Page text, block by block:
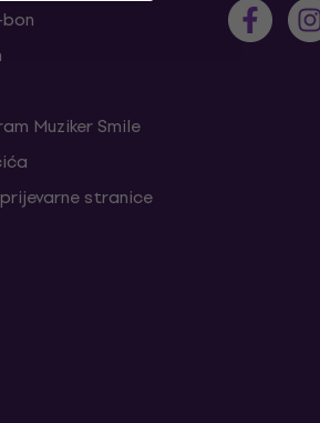
Muziker Smile
stranice